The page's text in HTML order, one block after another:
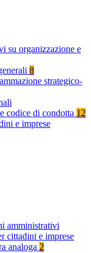
su organizzazione e
8
strategico-
codice di condotta 12
e imprese
amministrativi
cittadini e imprese
analoga 2